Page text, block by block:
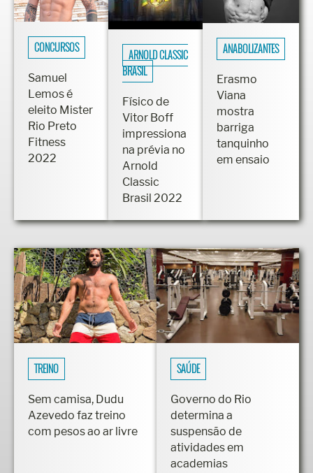
CONCURSOS
Samuel
Lemos é
eleito Mister
Rio Preto
Fitness
2022
ARNOLD CLASSIC
BRASIL
Físico de
Vitor Boff
impressiona
na prévia no
Arnold
Classic
Brasil 2022
ANABOLIZANTES
Erasmo
Viana
mostra
barriga
tanquinho
em ensaio
TREINO
Sem camisa, Dudu
Azevedo faz treino
com pesos ao ar livre
SAÚDE
Governo do Rio
determina a
suspensão de
atividades em
academias